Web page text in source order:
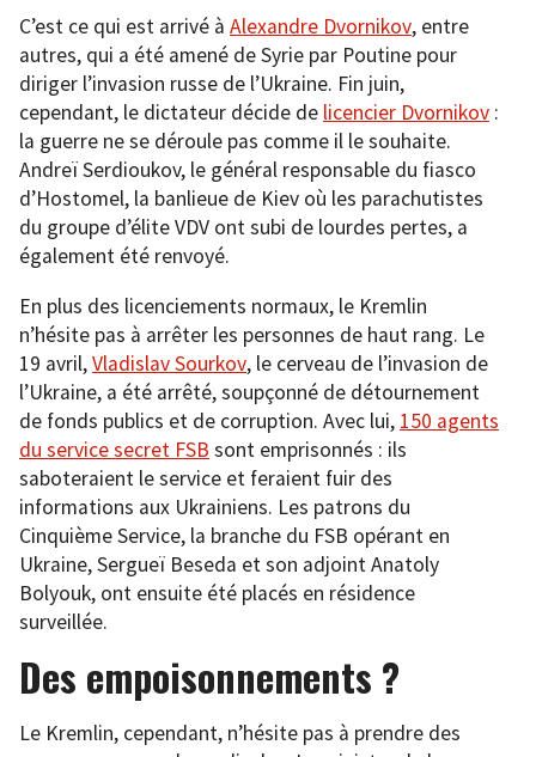
C’est ce qui est arrivé à Alexandre Dvornikov, entre
autres, qui a été amené de Syrie par Poutine pour
diriger l’invasion russe de l’Ukraine. Fin juin,
cependant, le dictateur décide de licencier Dvornikov :
la guerre ne se déroule pas comme il le souhaite.
Andreï Serdioukov, le général responsable du fiasco
d’Hostomel, la banlieue de Kiev où les parachutistes
du groupe d’élite VDV ont subi de lourdes pertes, a
également été renvoyé.
En plus des licenciements normaux, le Kremlin
n’hésite pas à arrêter les personnes de haut rang. Le
19 avril,Vladislav Sourkov, le cerveau de l’invasion de
l’Ukraine, a été arrêté, soupçonné de détournement
de fonds publics et de corruption. Avec lui, 150 agents
du service secret FSB sont emprisonnés : ils
saboteraient le service et feraient fuir des
informations aux Ukrainiens. Les patrons du
Cinquième Service, la branche du FSB opérant en
Ukraine, Sergueï Beseda et son adjoint Anatoly
Bolyouk, ont ensuite été placés en résidence
surveillée.
Des empoisonnements ?
Le Kremlin, cependant, n’hésite pas à prendre des